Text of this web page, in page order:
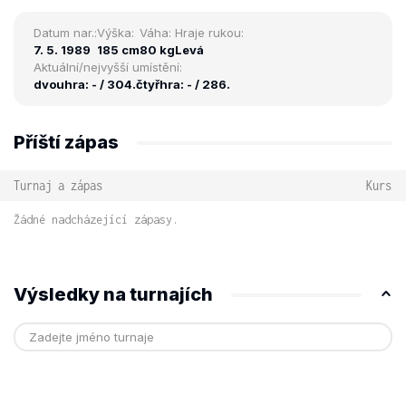
Datum nar.:
7. 5. 1989
Výška:
185 cm
Váha:
80 kg
Hraje rukou:
Levá
Aktuální/nejvyšší umístění:
dvouhra: - / 304.čtyřhra: - / 286.
Příští zápas
Turnaj a zápas Kurs
Žádné nadcházející zápasy.
Výsledky na turnajích